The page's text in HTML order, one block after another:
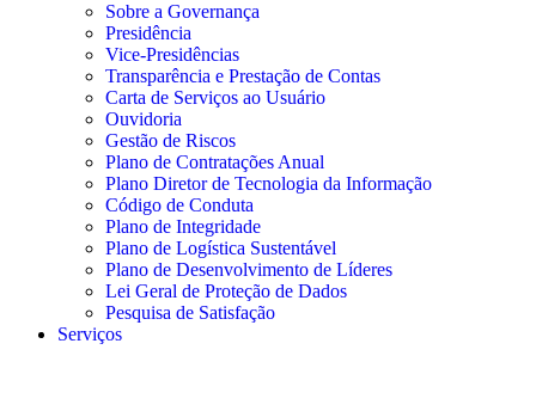
Sobre a Governança
Presidência
Vice-Presidências
Transparência e Prestação de Contas
Carta de Serviços ao Usuário
Ouvidoria
Gestão de Riscos
Plano de Contratações Anual
Plano Diretor de Tecnologia da Informação
Código de Conduta
Plano de Integridade
Plano de Logística Sustentável
Plano de Desenvolvimento de Líderes
Lei Geral de Proteção de Dados
Pesquisa de Satisfação
Serviços